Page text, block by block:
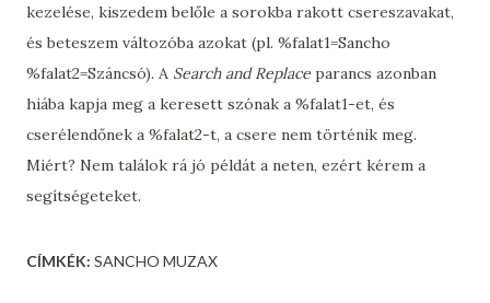
kezelése, kiszedem belőle a sorokba rakott csereszavakat,
és beteszem változóba azokat (pl. %falat1=Sancho
%falat2=Száncsó). A Search and Replace parancs azonban
hiába kapja meg a keresett szónak a %falat1-et, és
cserélendőnek a %falat2-t, a csere nem történik meg.
Miért? Nem találok rá jó példát a neten, ezért kérem a
segítségeteket.
CÍMKÉK: SANCHO MUZAX